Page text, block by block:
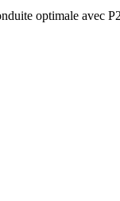
optimale avec